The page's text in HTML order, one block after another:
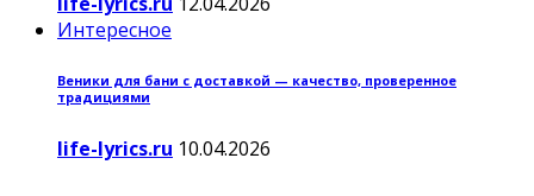
Интересное
Веники для бани с доставкой — качество, проверенное
традициями
life-lyrics.ru 10.04.2026